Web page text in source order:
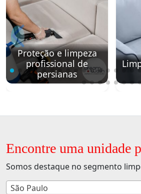
Proteção e limpeza
profissional de
persianas
Encontre uma unidade
Somos destaque no segmento
São Paulo